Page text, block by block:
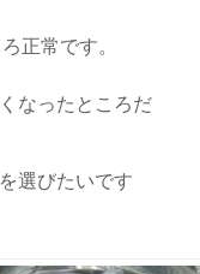
正常です。
なったところだ
選びたいです